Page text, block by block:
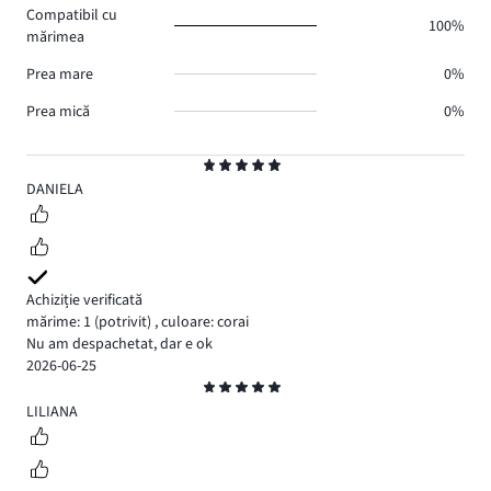
5
DANIELA
Achiziție verificată
mărime: 1 (potrivit) ,culoare: corai
Nu am despachetat, dar e ok
2026-06-25
5LILIANA
Compatibil cu
mărimea
100%
Prea mare
0%
Prea mică
0%